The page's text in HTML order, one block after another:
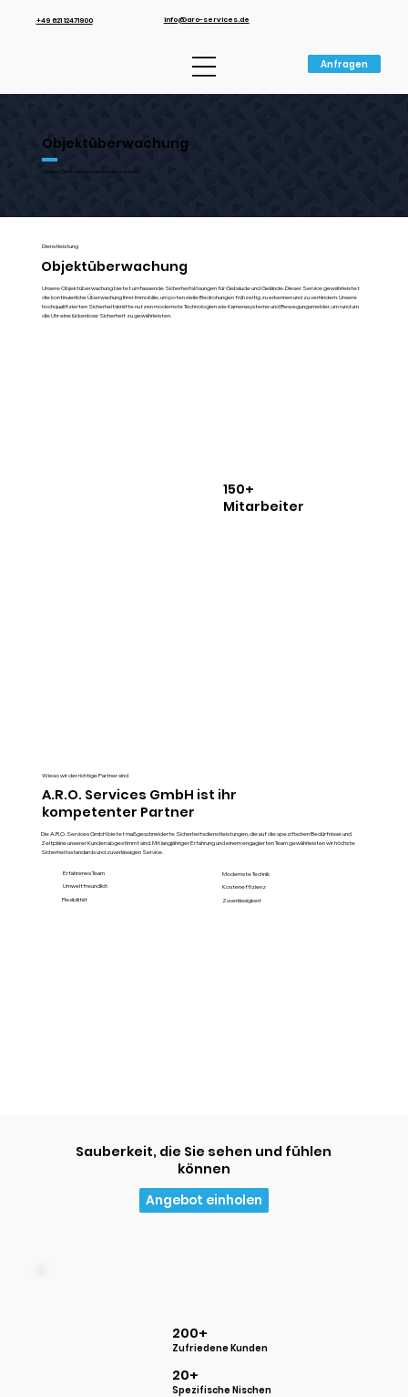
+49 621 12471900 info@aro-services.de
Anfragen
Objektüberwachung
Unsere Dienstleistungen in der Security
Dienstleistung
Objektüberwachung
Unsere Objektüberwachung bietet umfassende Sicherheitslösungen für Gebäude und Gelände. Dieser Service gewährleistet
die kontinuierliche Überwachung Ihrer Immobilie, um potenzielle Bedrohungen frühzeitig zu erkennen und zu verhindern. Unsere
hochqualifizierten Sicherheitskräfte nutzen modernste Technologien wie Kamerasysteme und Bewegungsmelder, um rund um
die Uhr eine lückenlose Sicherheit zu gewährleisten.
150+
Mitarbeiter
Wieso wir der richtige Partner sind
A.R.O. Services GmbH ist ihr
kompetenter Partner
Die A.R.O. Services GmbH bietet maßgeschneiderte Sicherheitsdienstleistungen, die auf die spezifischen Bedürfnisse und
Zeitpläne unserer Kunden abgestimmt sind. Mit langjähriger Erfahrung und einem engagierten Team gewährleisten wir höchste
Sicherheitsstandards und zuverlässigen Service.
Erfahrenes Team
Umweltfreundlich
Flexibilität
Modernste Technik
Kosteneffizienz
Zuverlässigkeit
200+
Zufriedene Kunden
20+
Spezifische Nischen
Sauberkeit, die Sie sehen und fühlen
können
Angebot einholen